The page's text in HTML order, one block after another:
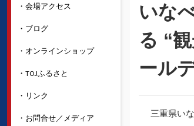
・会場アクセス
・ブログ
・オンラインショップ
・TOJふるさと
・リンク
・お問合せ／メディア
いな
る “
ール
三重県い